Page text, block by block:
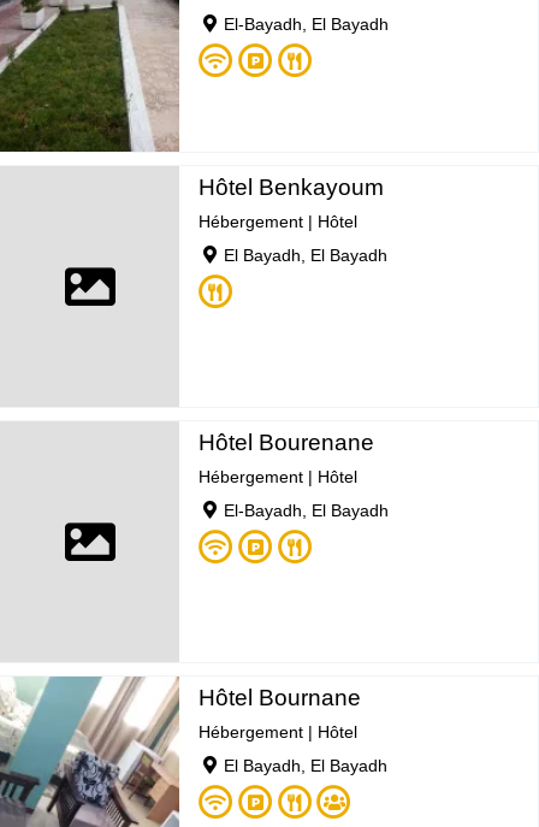
El-Bayadh, El Bayadh
Hôtel Benkayoum
Hébergement | Hôtel
El Bayadh, El Bayadh
Hôtel Bourenane
Hébergement | Hôtel
El-Bayadh, El Bayadh
Hôtel Bournane
Hébergement | Hôtel
El Bayadh, El Bayadh